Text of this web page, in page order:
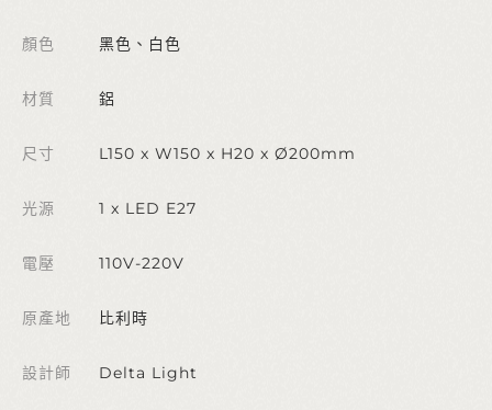
顏色 黑色、白色
材質 鋁
尺寸 L150 x W150 x H20 x Ø200mm
光源 1 x LED E27
電壓 110V-220V
原產地 比利時
設計師 Delta Light